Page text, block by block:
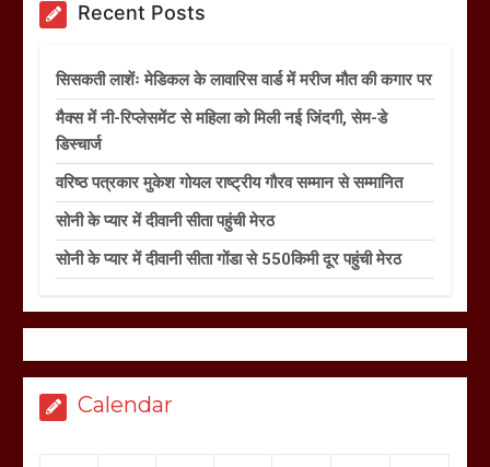
Recent Posts
सिसकती लाशेंः मेडिकल के लावारिस वार्ड में मरीज मौत की कगार पर
मैक्स में नी-रिप्लेसमेंट से महिला को मिली नई जिंदगी, सेम-डे
डिस्चार्ज
वरिष्ठ पत्रकार मुकेश गोयल राष्ट्रीय गौरव सम्मान से सम्मानित
सोनी के प्यार में दीवानी सीता पहुंची मेरठ
सोनी के प्यार में दीवानी सीता गोंडा से 550किमी दूर पहुंची मेरठ
Calendar